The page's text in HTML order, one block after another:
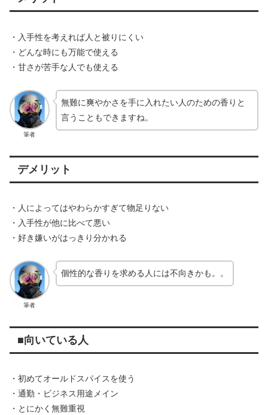
・入手性を考えれば人と被りにくい
・どんな時にも万能で使える
・甘さが苦手な人でも使える
筆者
無難に爽やかさを手に入れたい人のための香りと
言うこともできますね。
デメリット
・人によってはやわらかすぎて物足りない
・入手性が他に比べて悪い
・好き嫌いがはっきり分かれる
筆者
個性的な香りを求める人には不向きかも。。
■向いている人
・初めてオールドスパイスを使う
・通勤・ビジネス用途メイン
・とにかく無難重視